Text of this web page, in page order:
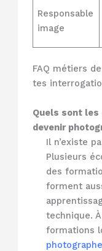
Responsable
image
FAQ métiers
tes
Quels sont les
devenir
Il n’existe
Plusieurs
des
forment
technique.
formations